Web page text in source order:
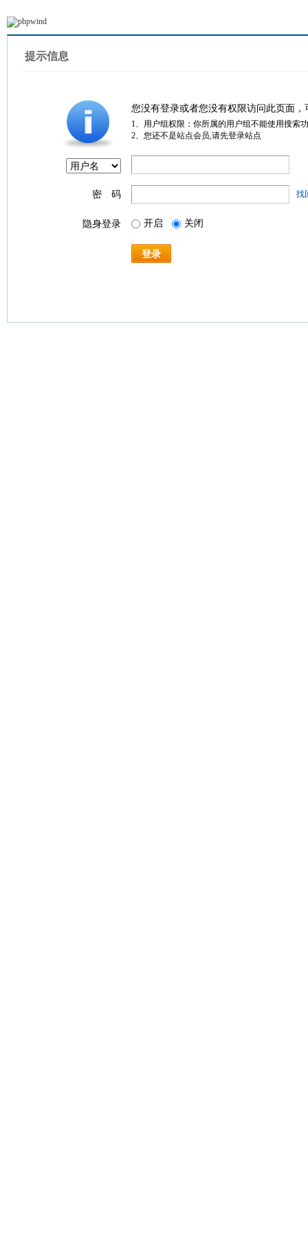
提示信息
您没有登录或者您没有权限访问此页面
1、用户组权限：你所属的用户组不能使用搜索
2、您还不是站点会员,请先登录站点
密 码 找
隐身登录 开启 关闭
登录